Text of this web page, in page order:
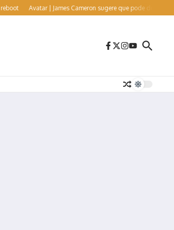
Avatar | James Cameron sugere que pode deixar a